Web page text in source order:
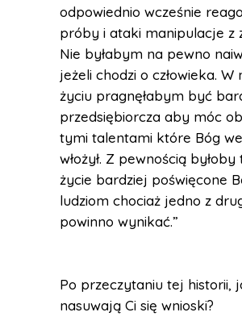
odpowiednio wcześnie
próby i ataki manipulacje z
Nie byłabym na pewno
jeżeli chodzi o człowieka. W
życiu pragnęłabym być
przedsiębiorcza aby móc
tymi talentami które Bóg
włożył. Z pewnością byłoby
życie bardziej poświęcone
ludziom chociaż jedno z
powinno wynikać.”
Po przeczytaniu tej historii,
nasuwają Ci się wnioski?